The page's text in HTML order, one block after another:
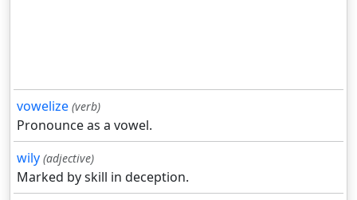
vowelize (verb)
Pronounce as a vowel.
wily (adjective)
Marked by skill in deception.